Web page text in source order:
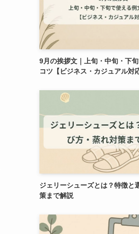
9月の挨拶文｜上旬・中旬・下
コツ【ビジネス・カジュアル対
ジェリーシューズとは？特徴と
策まで解説